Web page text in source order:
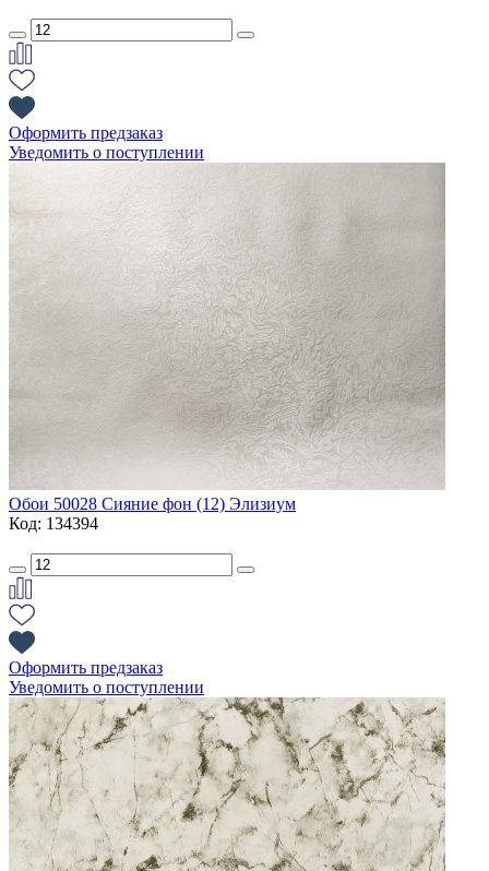
Оформить предзаказ
Уведомить о поступлении
Обои 50028 Сияние фон (12) Элизиум
Код: 134394
Оформить предзаказ
Уведомить о поступлении